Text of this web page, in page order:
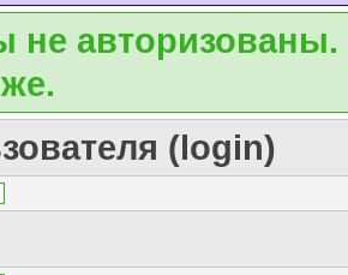
не авторизованы.
(login)